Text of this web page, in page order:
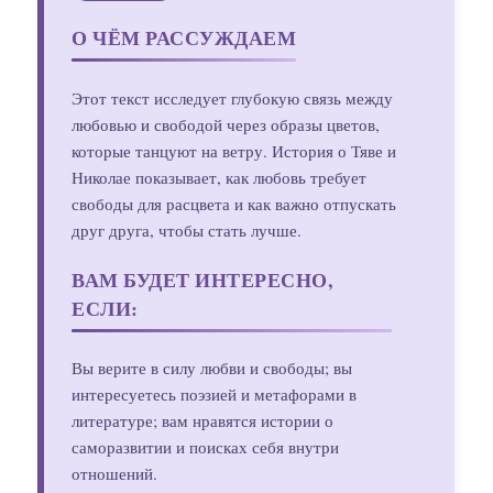
О ЧЁМ РАССУЖДАЕМ
Этот текст исследует глубокую связь между
любовью и свободой через образы цветов,
которые танцуют на ветру. История о Тяве и
Николае показывает, как любовь требует
свободы для расцвета и как важно отпускать
друг друга, чтобы стать лучше.
ВАМ БУДЕТ ИНТЕРЕСНО,
ЕСЛИ:
Вы верите в силу любви и свободы; вы
интересуетесь поэзией и метафорами в
литературе; вам нравятся истории о
саморазвитии и поисках себя внутри
отношений.